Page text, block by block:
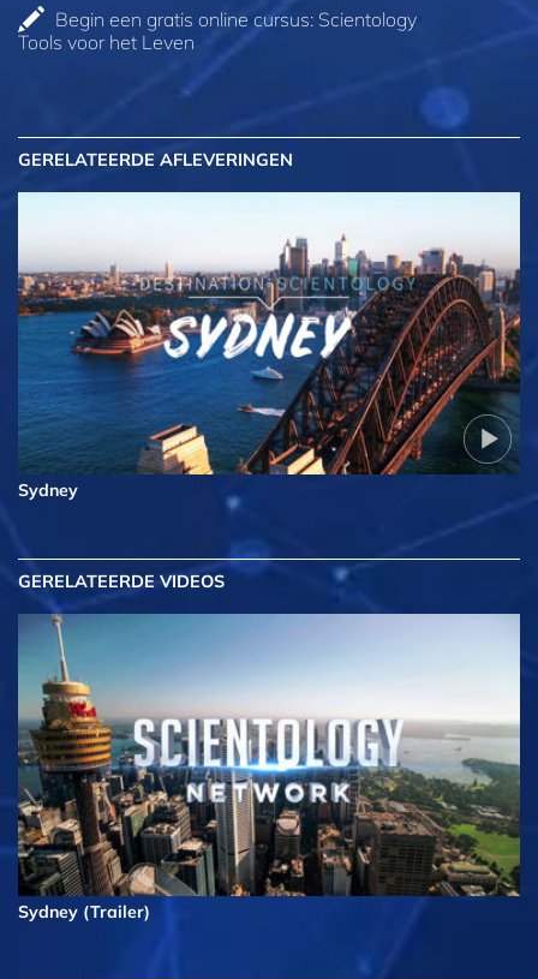
Begin een gratis online cursus: Scientology
Tools voor het Leven
GERELATEERDE AFLEVERINGEN
Sydney
GERELATEERDE VIDEOS
Sydney (Trailer)